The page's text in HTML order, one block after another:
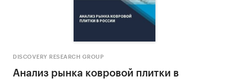
DISCOVERY RESEARCH GROUP
Анализ рынка ковровой плитки в